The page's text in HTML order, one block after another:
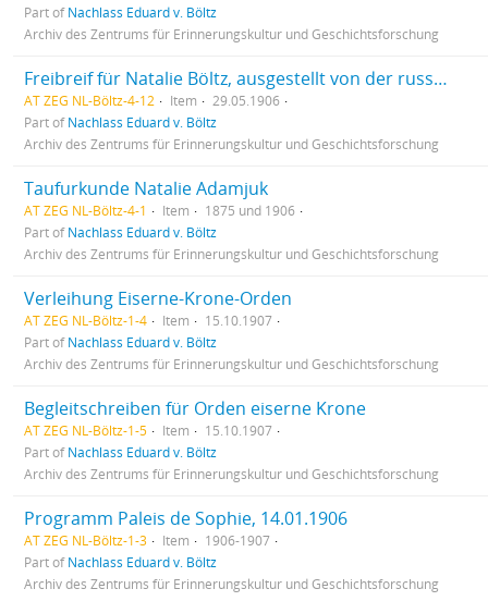
Part ofNachlass Eduard v. Böltz
Archiv des Zentrums für Erinnerungskultur und Geschichtsforschung
Freibreif für Natalie Böltz, ausgestellt von der russ. kaiserl. dipl. Agentur in Bulgarien
AT ZEG NL-Böltz-4-12 Item
29.05.1906
Part ofNachlass Eduard v. Böltz
Archiv des Zentrums für Erinnerungskultur und Geschichtsforschung
Taufurkunde Natalie Adamjuk
AT ZEG NL-Böltz-4-1 Item
1875 und 1906
Part ofNachlass Eduard v. Böltz
Archiv des Zentrums für Erinnerungskultur und Geschichtsforschung
Verleihung Eiserne-Krone-Orden
AT ZEG NL-Böltz-1-4 Item
15.10.1907
Part ofNachlass Eduard v. Böltz
Archiv des Zentrums für Erinnerungskultur und Geschichtsforschung
Begleitschreiben für Orden eiserne Krone
AT ZEG NL-Böltz-1-5 Item
15.10.1907
Part ofNachlass Eduard v. Böltz
Archiv des Zentrums für Erinnerungskultur und Geschichtsforschung
Programm Paleis de Sophie, 14.01.1906
AT ZEG NL-Böltz-1-3 Item
1906-1907
Part ofNachlass Eduard v. Böltz
Archiv des Zentrums für Erinnerungskultur und Geschichtsforschung